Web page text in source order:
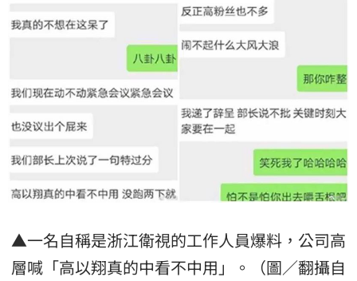
▲一名自稱是浙江衛視的工作人員爆料，公司高
層喊「高以翔真的中看不中用」。（圖／翻攝自